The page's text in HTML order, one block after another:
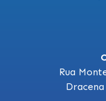
Rua
Dracena